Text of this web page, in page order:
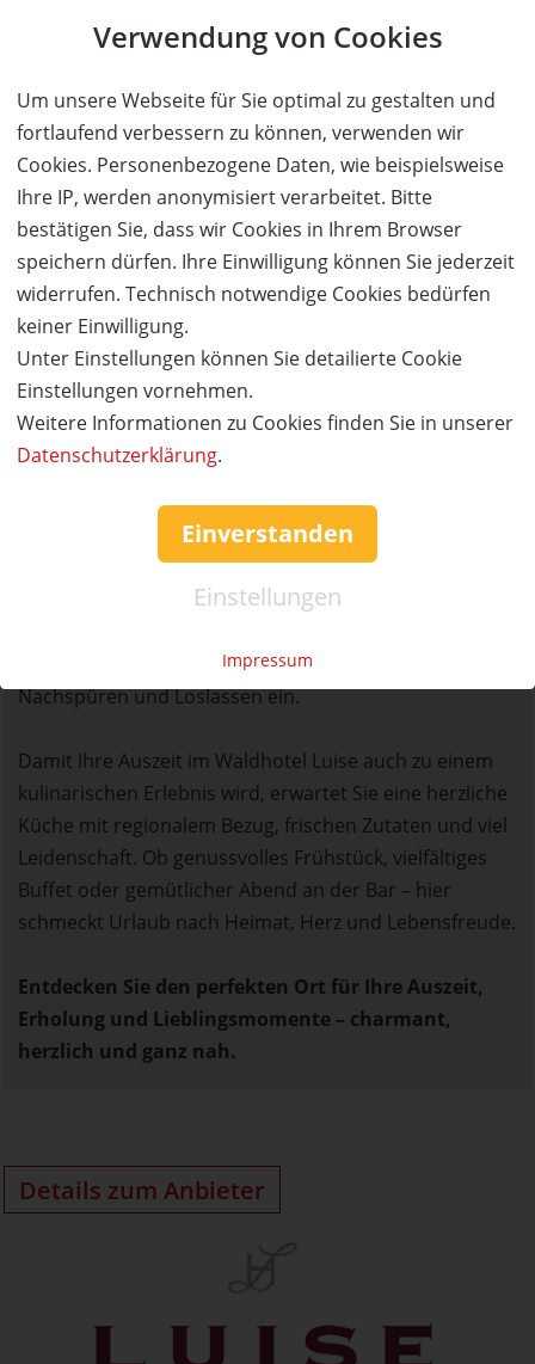
Verwendung von Cookies
Um unsere Webseite für Sie optimal zu gestalten und
fortlaufend verbessern zu können, verwenden wir
Cookies. Personenbezogene Daten, wie beispielsweise
Ihre IP, werden anonymisiert verarbeitet. Bitte
bestätigen Sie, dass wir Cookies in Ihrem Browser
speichern dürfen. Ihre Einwilligung können Sie jederzeit
widerrufen. Technisch notwendige Cookies bedürfen
keiner Einwilligung.
Unter Einstellungen können Sie detailierte Cookie
Einstellungen vornehmen.
Weitere Informationen zu Cookies finden Sie in unserer
Datenschutzerklärung.
Einverstanden
Einstellungen
Impressum
heilklimatischen Kurortes Freudenstadt ist das Hotel
der ideale Ausgangspunkt für Wanderungen, E-Bike-
Touren oder gemütliche Spaziergänge im Wald.
Gleichzeitig erreichen Sie in wenigen Minuten das
Stadtzentrum mit dem Marktplatz, Cafés, Boutiquen
sowie Sehenswürdigkeiten wie die Stadtkirchen oder
den Fuchs- & Hase-Park.
Im WaldSPA Luise erwartet Sie eine Oase der Ruhe:
warme Hölzer, sanftes Licht, natürliche Materialien und
eine Atmosphäre, die Geborgenheit schenkt. Hier
dreht sich alles um Ihr Wohlbefinden – mit individuell
abgestimmten Massagen, Kosmetikbehandlungen und
Entspannungsritualen, die Körper und Geist
gleichermaßen verwöhnen. Genießen Sie die Finnische
Sauna, die Infrarotkabine oder das Dampfbad mit
und der helle Ruheraum mit Waldblick zum
Nachspüren und Loslassen ein.
Damit Ihre Auszeit im Waldhotel Luise auch zu einem
kulinarischen Erlebnis wird, erwartet Sie eine herzliche
Küche mit regionalem Bezug, frischen Zutaten und viel
Leidenschaft. Ob genussvolles Frühstück, vielfältiges
Buffet oder gemütlicher Abend an der Bar – hier
schmeckt Urlaub nach Heimat, Herz und Lebensfreude.
Entdecken Sie den perfekten Ort für Ihre Auszeit,
Erholung und Lieblingsmomente – charmant,
herzlich und ganz nah.
Details zum Anbieter